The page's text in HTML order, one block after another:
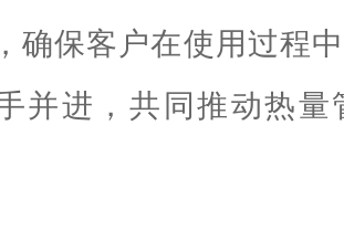
确保客户在使用过程
并进，共同推动热